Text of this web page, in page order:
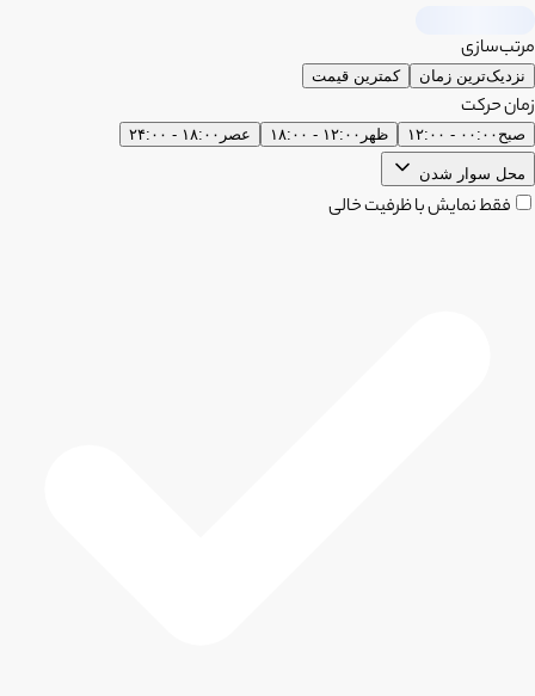
مرتب‌سازی
نزدیک‌ترین زمان کمترین قیمت
زمان حرکت
صبح ۰۰:۰۰ - ۱۲:۰۰ ظهر ۱۲:۰۰ - ۱۸:۰۰ عصر ۱۸:۰۰ - ۲۴:۰۰
محل سوار شدن
فقط نمایش با ظرفیت خالی